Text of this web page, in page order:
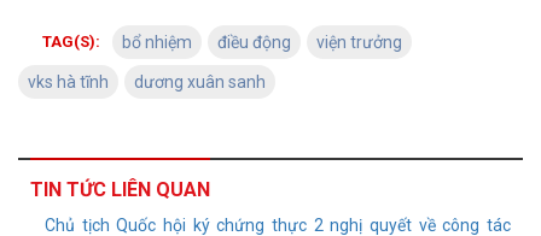
TAG(S): bổ nhiệm điều động viện trưởng
vks hà tĩnh dương xuân sanh
TIN TỨC LIÊN QUAN
Chủ tịch Quốc hội ký chứng thực 2 nghị quyết về công tác